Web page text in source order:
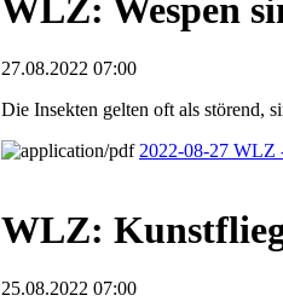
WLZ: Wespen
27.08.2022 07:00
Die Insekten gelten oft als störend,
2022-08-27 WLZ
WLZ:
25.08.2022 07:00